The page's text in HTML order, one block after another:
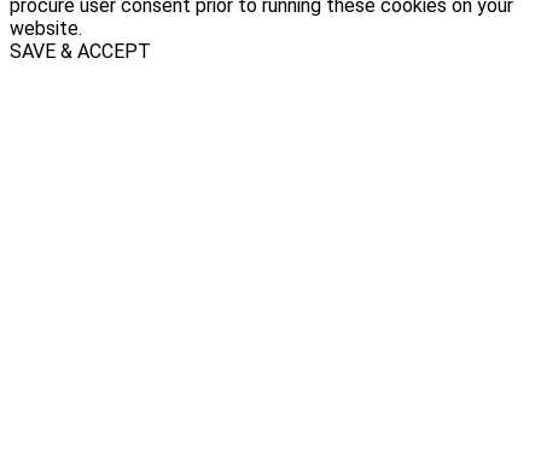
procure user consent prior to running these cookies on your
website.
SAVE & ACCEPT